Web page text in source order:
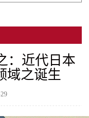
：近代日本
域之诞生